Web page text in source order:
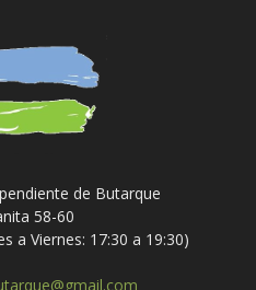
de Butarque
58-60
a Viernes: 17:30 a 19:30)